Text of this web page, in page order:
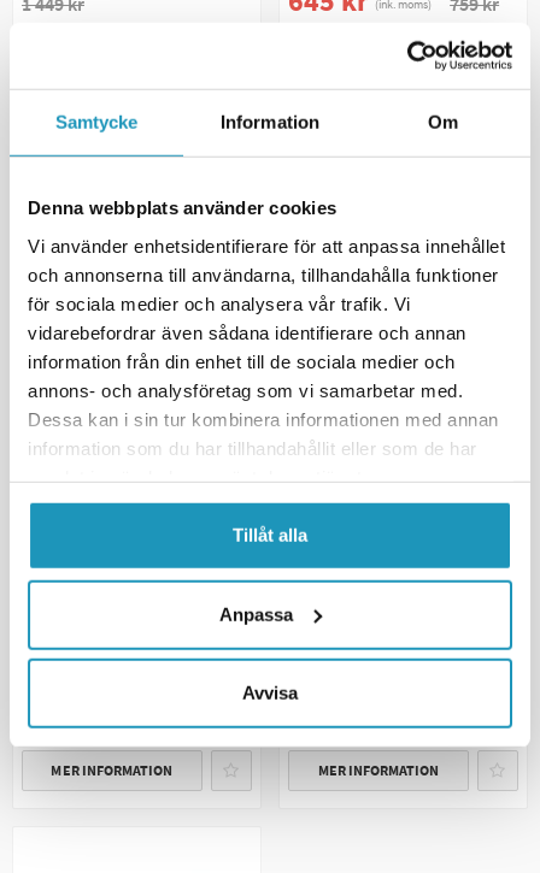
Samtycke Information Om
Denna webbplats använder cookies
Vi använder enhetsidentifierare för att anpassa innehållet
och annonserna till användarna, tillhandahålla funktioner
för sociala medier och analysera vår trafik. Vi
vidarebefordrar även sådana identifierare och annan
information från din enhet till de sociala medier och
annons- och analysföretag som vi samarbetar med.
Dessa kan i sin tur kombinera informationen med annan
information som du har tillhandahållit eller som de har
Tillåt alla
Anpassa
Avvisa
(ink. moms)
SOMMARREA
BESTÄLLNINGSVARA
MER INFORMATION
SOMMARREA
173x104mm Hö röd/vit/gul
1 164 kr
BESTÄLLNINGSVARA
MER INFORMATION